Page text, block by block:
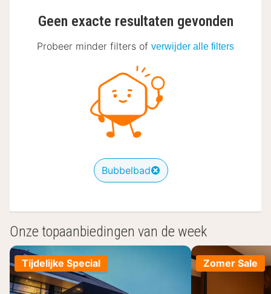
Geen exacte resultaten gevonden
Probeer minder filters of verwijder alle filters
Bubbelbad
Onze topaanbiedingen van de week
Tijdelijke Special Zomer Sale